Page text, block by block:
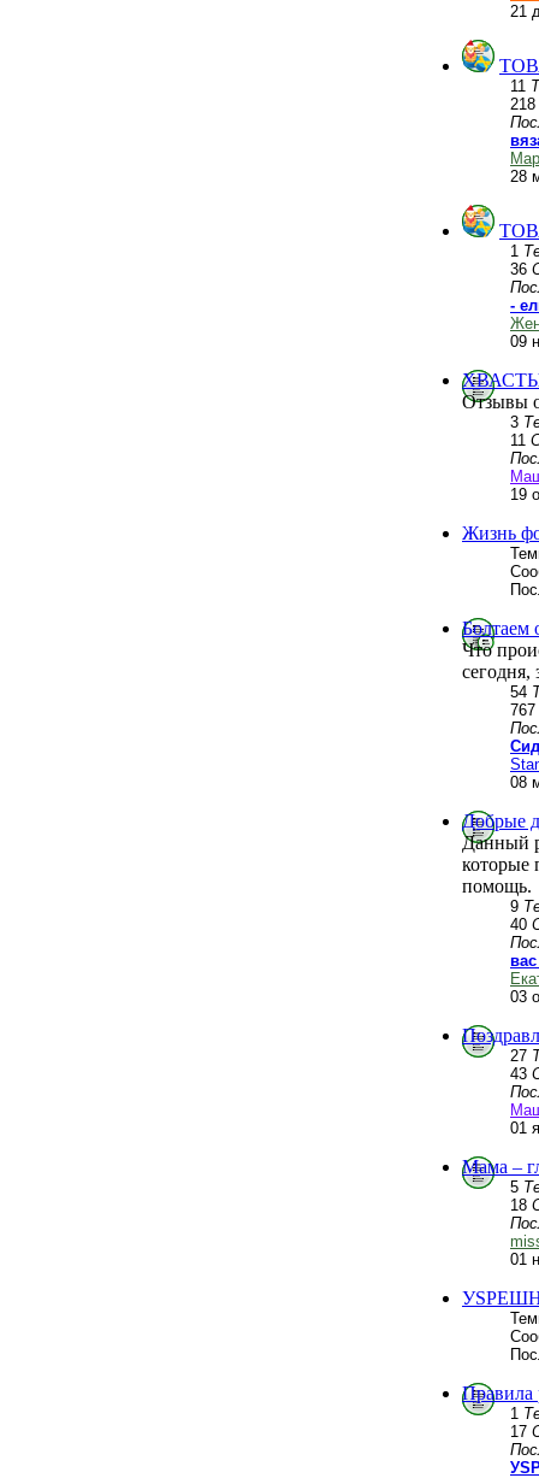
21
11
218
28
1
36
-
09
Отзывы
3
11
19
Жизнь
Болтаем
Что
сегодня,
54
767
08
Добрые
Данный
которые
помощь.
9
40
03
27
43
01
Мама –
5
18
01
1
17